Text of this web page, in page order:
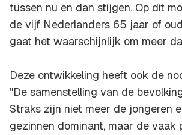
tussen nu en dan stijgen. Op dit
de vijf Nederlanders 65 jaar of
gaat het waarschijnlijk om meer
Deze ontwikkeling heeft ook de
"De samenstelling van de
Straks zijn niet meer de jongeren
gezinnen dominant, maar de vaak